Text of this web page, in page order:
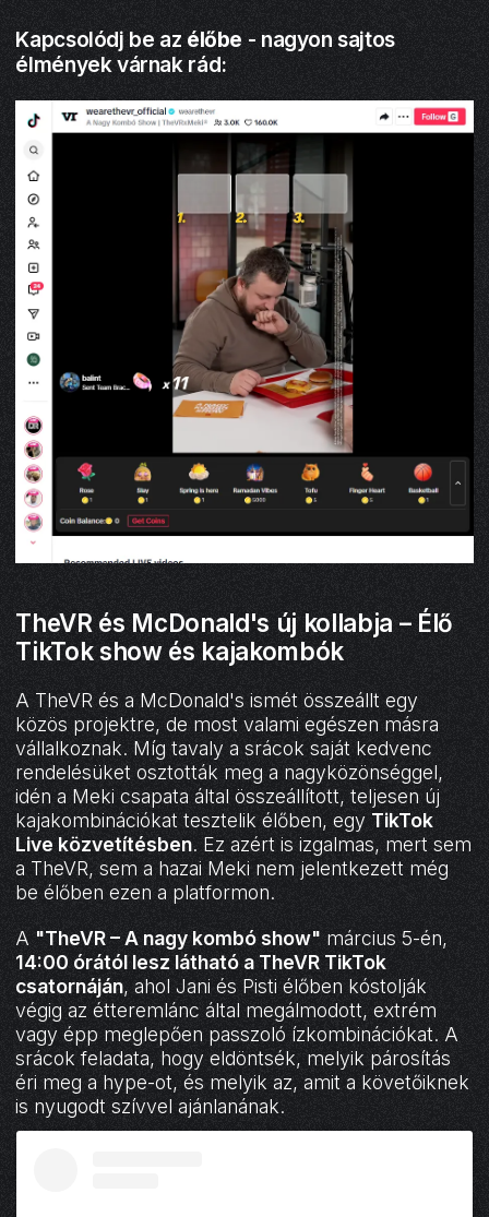
Kapcsolódj be az élőbe - nagyon sajtos
élmények várnak rád:
TheVR és McDonald's új kollabja – Élő
TikTok show és kajakombók
A TheVR és a McDonald's ismét összeállt egy
közös projektre, de most valami egészen másra
vállalkoznak. Míg tavaly a srácok saját kedvenc
rendelésüket osztották meg a nagyközönséggel,
idén a Meki csapata által összeállított, teljesen új
kajakombinációkat tesztelik élőben, egy TikTok
Live közvetítésben. Ez azért is izgalmas, mert sem
a TheVR, sem a hazai Meki nem jelentkezett még
be élőben ezen a platformon.
A "TheVR – A nagy kombó show" március 5-én,
14:00 órától lesz látható a TheVR TikTok
csatornáján, ahol Jani és Pisti élőben kóstolják
végig az étteremlánc által megálmodott, extrém
vagy épp meglepően passzoló ízkombinációkat. A
srácok feladata, hogy eldöntsék, melyik párosítás
éri meg a hype-ot, és melyik az, amit a követőiknek
is nyugodt szívvel ajánlanának.